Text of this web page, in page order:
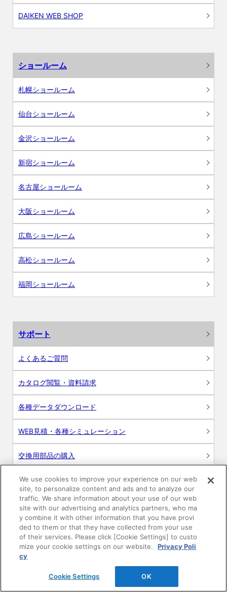
DAIKEN WEB SHOP
ショールーム
札幌ショールーム
仙台ショールーム
金沢ショールーム
新宿ショールーム
名古屋ショールーム
大阪ショールーム
広島ショールーム
高松ショールーム
福岡ショールーム
サポート
よくあるご質問
カタログ閲覧・資料請求
各種データダウンロード
WEB見積・各種シミュレーション
交換用部品の購入
修理・点検
お問い合わせ
ログイン
建築・設計関係者様向けサイト
ユーザー登録サービス
We use cookies to improve your experience on our web
site, to personalize content and ads and to analyze our
traffic. We share information about your use of our web
site with our advertising and analytics partners, who ma
y combine it with other information that you have provi
ded to them or that they have collected from your use
of their services. Please click [Cookie Settings] to custo
mize your cookie settings on our website.
Privacy Poli
cy
Cookie Settings OK